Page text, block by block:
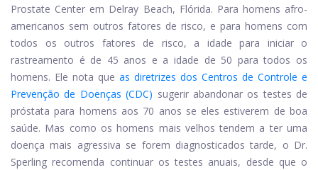
Prostate Center em Delray Beach, Flórida. Para homens afro-
americanos sem outros fatores de risco, e para homens com
todos os outros fatores de risco, a idade para iniciar o
rastreamento é de 45 anos e a idade de 50 para todos os
homens. Ele nota que as diretrizes dos Centros de Controle e
Prevenção de Doenças (CDC) sugerir abandonar os testes de
próstata para homens aos 70 anos se eles estiverem de boa
saúde. Mas como os homens mais velhos tendem a ter uma
doença mais agressiva se forem diagnosticados tarde, o Dr.
Sperling recomenda continuar os testes anuais, desde que o